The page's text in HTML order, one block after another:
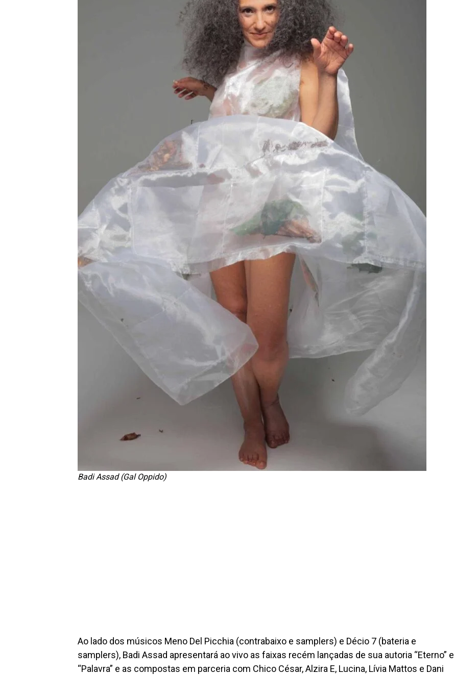
Badi Assad (Gal Oppido)
Ao lado dos músicos Meno Del Picchia (contrabaixo e samplers) e Décio 7 (bateria e
samplers), Badi Assad apresentará ao vivo as faixas recém lançadas de sua autoria “Eterno” e
“Palavra” e as compostas em parceria com Chico César, Alzira E, Lucina, Lívia Mattos e Dani